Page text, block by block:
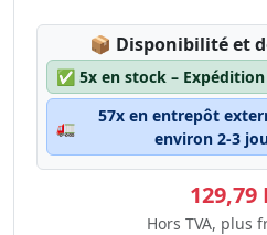
📦 Lagerstatus:
Disponibilité et
✅ 5x en stock –
🚛
57x en entrepôt
environ 2-3
129,79
Hors TVA, plus